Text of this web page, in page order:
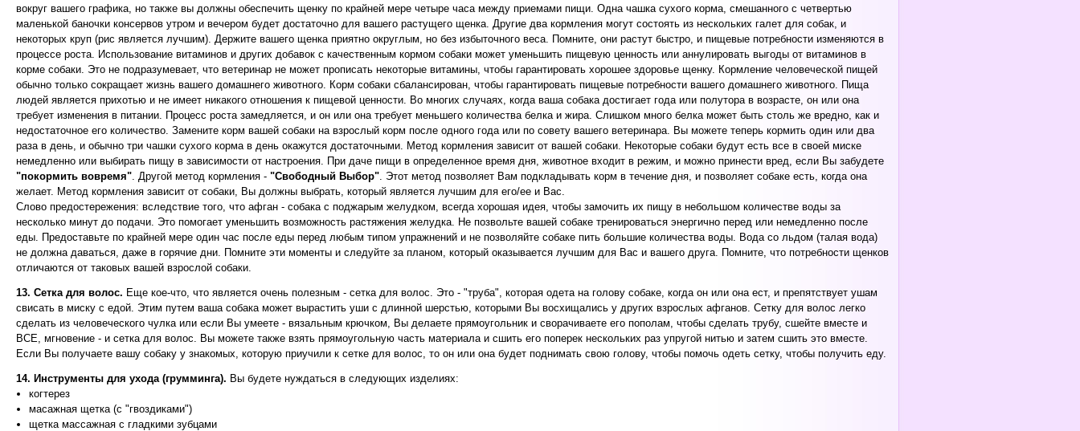
вокруг вашего графика, но также вы должны обеспечить щенку по крайней мере четыре часа между приемами пищи. Одна чашка сухого корма, смешанного с четвертью
маленькой баночки консервов утром и вечером будет достаточно для вашего растущего щенка. Другие два кормления могут состоять из нескольких галет для собак, и
некоторых круп (рис является лучшим). Держите вашего щенка приятно округлым, но без избыточного веса. Помните, они растут быстро, и пищевые потребности изменяются в
процессе роста. Использование витаминов и других добавок с качественным кормом собаки может уменьшить пищевую ценность или аннулировать выгоды от витаминов в
корме собаки. Это не подразумевает, что ветеринар не может прописать некоторые витамины, чтобы гарантировать хорошее здоровье щенку. Кормление человеческой пищей
обычно только сокращает жизнь вашего домашнего животного. Корм собаки сбалансирован, чтобы гарантировать пищевые потребности вашего домашнего животного. Пища
людей является прихотью и не имеет никакого отношения к пищевой ценности. Во многих случаях, когда ваша собака достигает года или полутора в возрасте, он или она
требует изменения в питании. Процесс роста замедляется, и он или она требует меньшего количества белка и жира. Слишком много белка может быть столь же вредно, как и
недостаточное его количество. Замените корм вашей собаки на взрослый корм после одного года или по совету вашего ветеринара. Вы можете теперь кормить один или два
раза в день, и обычно три чашки сухого корма в день окажутся достаточными. Метод кормления зависит от вашей собаки. Некоторые собаки будут есть все в своей миске
немедленно или выбирать пищу в зависимости от настроения. При даче пищи в определенное время дня, животное входит в режим, и можно принести вред, если Вы забудете
"покормить вовремя". Другой метод кормления - "Свободный Выбор". Этот метод позволяет Вам подкладывать корм в течение дня, и позволяет собаке есть, когда она
желает. Метод кормления зависит от собаки, Вы должны выбрать, который является лучшим для его/ее и Вас.
Слово предостережения: вследствие того, что афган - собака с поджарым желудком, всегда хорошая идея, чтобы замочить их пищу в небольшом количестве воды за
несколько минут до подачи. Это помогает уменьшить возможность растяжения желудка. Не позвольте вашей собаке тренироваться энергично перед или немедленно после
еды. Предоставьте по крайней мере один час после еды перед любым типом упражнений и не позволяйте собаке пить большие количества воды. Вода со льдом (талая вода)
не должна даваться, даже в горячие дни. Помните эти моменты и следуйте за планом, который оказывается лучшим для Вас и вашего друга. Помните, что потребности щенков
отличаются от таковых вашей взрослой собаки.
13. Сетка для волос. Еще кое-что, что является очень полезным - сетка для волос. Это - "труба", которая одета на голову собаке, когда он или она ест, и препятствует ушам
свисать в миску с едой. Этим путем ваша собака может вырастить уши с длинной шерстью, которыми Вы восхищались у других взрослых афганов. Сетку для волос легко
сделать из человеческого чулка или если Вы умеете - вязальным крючком, Вы делаете прямоугольник и сворачиваете его пополам, чтобы сделать трубу, сшейте вместе и
ВСЕ, мгновение - и сетка для волос. Вы можете также взять прямоугольную часть материала и сшить его поперек нескольких раз упругой нитью и затем сшить это вместе.
Если Вы получаете вашу собаку у знакомых, которую приучили к сетке для волос, то он или она будет поднимать свою голову, чтобы помочь одеть сетку, чтобы получить еду.
14. Инструменты для ухода (грумминга). Вы будете нуждаться в следующих изделиях:
когтерез
масажная щетка (с "гвоздиками")
щетка массажная с гладкими зубцами